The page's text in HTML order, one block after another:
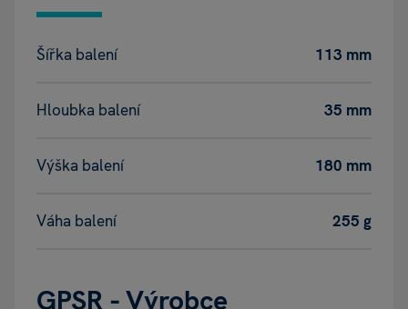
Šířka balení 113 mm
Hloubka balení 35 mm
Výška balení 180 mm
Váha balení 255 g
GPSR - Výrobce